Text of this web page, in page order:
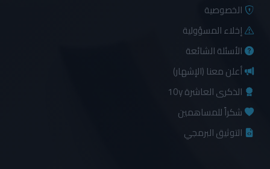
الخصوصية
إخلاء المسؤولية
الأسئلة الشائعة
أعلن معنا (الإشهار)
الذكرى العاشرة 10y
شكراً للمساهمين
التوثيق البرمجي